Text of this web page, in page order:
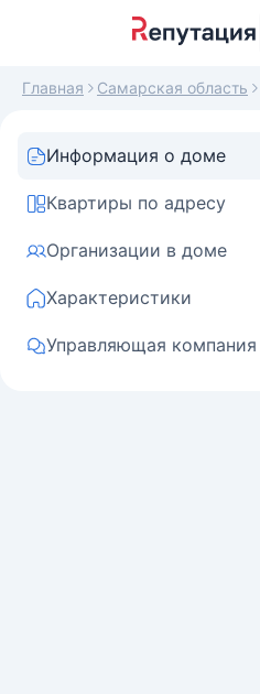
Главная Самарская область
Информация о доме
Квартиры по адресу
Организации в доме
Характеристики
Управляющая компания